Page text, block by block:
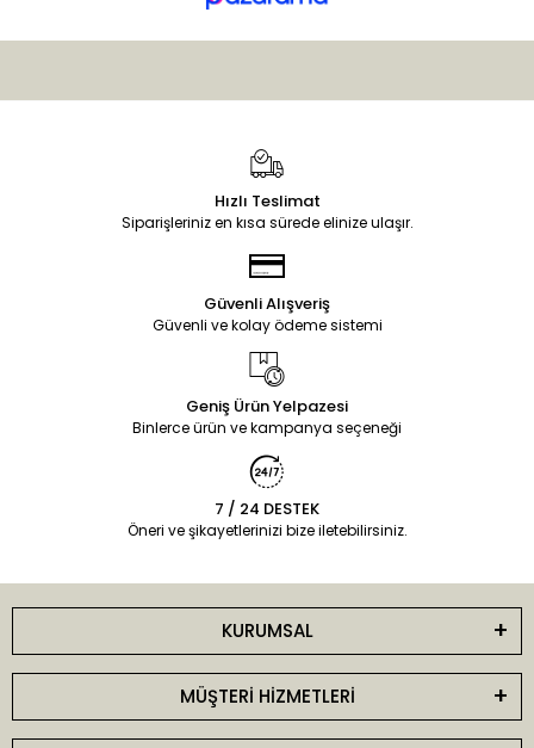
Hızlı Teslimat
Siparişleriniz en kısa sürede elinize ulaşır.
Güvenli Alışveriş
Güvenli ve kolay ödeme sistemi
Geniş Ürün Yelpazesi
Binlerce ürün ve kampanya seçeneği
7 / 24 DESTEK
Öneri ve şikayetlerinizi bize iletebilirsiniz.
KURUMSAL
MÜŞTERİ HİZMETLERİ